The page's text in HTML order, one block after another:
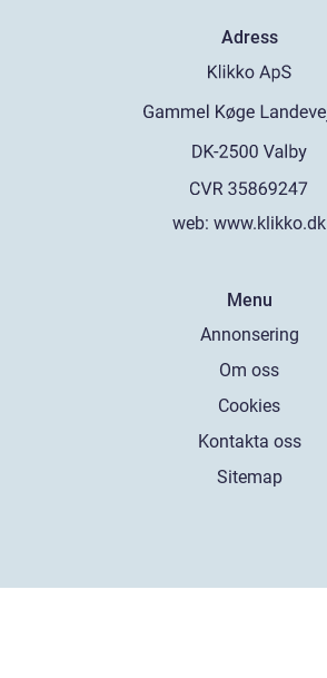
Adress
web: www.klikko.dk
Menu
Annonsering
Om oss
Cookies
Kontakta oss
Sitemap